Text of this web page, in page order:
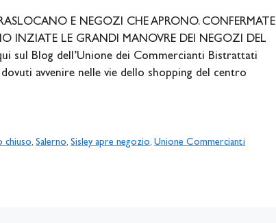
E NEGOZI CHE APRONO. CONFERMATE
INZIATE LE GRANDI MANOVRE DEI NEGOZI DEL
sul Blog dell’Unione dei Commercianti Bistrattati
avvenire nelle vie dello shopping del centro
chiuso,Salerno,Sisley apre negozio,Unione Commercianti